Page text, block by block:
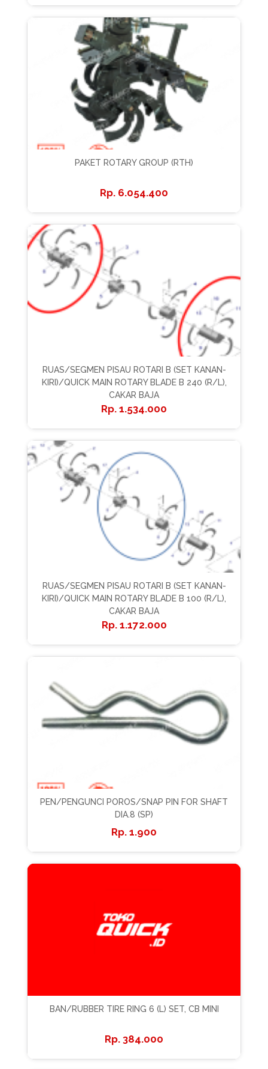
PAKET ROTARY GROUP (RTH)
6.054.400
RUAS/SEGMEN PISAU ROTARI B (SET KANAN-
KIRI)/QUICK MAIN ROTARY BLADE B 240 (R/L),
CAKAR BAJA
1.534.000
RUAS/SEGMEN PISAU ROTARI B (SET KANAN-
KIRI)/QUICK MAIN ROTARY BLADE B 100 (R/L),
CAKAR BAJA
1.172.000
PEN/PENGUNCI POROS/SNAP PIN FOR SHAFT
DIA.8 (SP)
1.900
BAN/RUBBER TIRE RING 6 (L) SET, CB MINI
384.000